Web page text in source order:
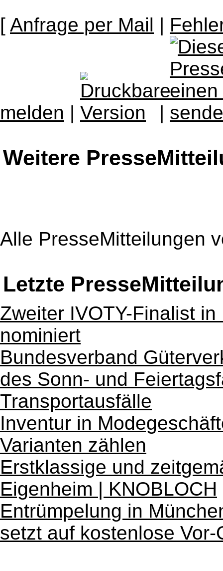
[ Anfrage per Mail |
melden | |
Weitere
Alle PresseMitteilungen
Letzte
Zweiter IVOTY-Finalist
nominiert
Bundesverband
des Sonn- und
Transportausfälle
Inventur in
Varianten zählen
Erstklassige und
Eigenheim | KNOBLOCH
Entrümpelung in
setzt auf kostenlose